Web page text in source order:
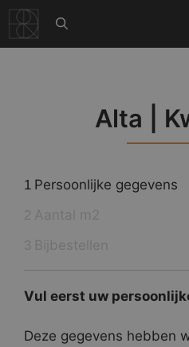
naar
de
Alta |
1 Persoonlijke gegevens
Vul eerst uw
Deze gegevens hebben